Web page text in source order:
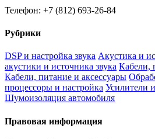
Телефон: +7 (812) 693-26-84
Рубрики
DSP и настройка звука Акустика и
акустики и источника звука Кабели,
Кабели, питание и аксессуары
процессоры и настройка Усилители
Шумоизоляция автомобиля
Правовая информация